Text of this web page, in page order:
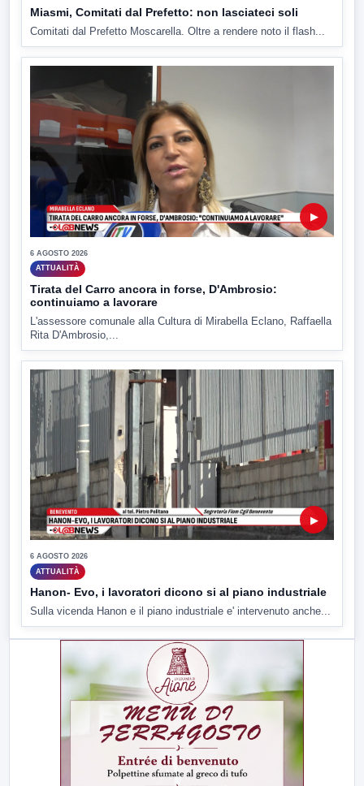
Miasmi, Comitati dal Prefetto: non lasciateci soli
Comitati dal Prefetto Moscarella. Oltre a rendere noto il flash...
▶
6 AGOSTO 2026
ATTUALITÀ
Tirata del Carro ancora in forse, D'Ambrosio:
continuiamo a lavorare
L'assessore comunale alla Cultura di Mirabella Eclano, Raffaella
Rita D'Ambrosio,...
▶
6 AGOSTO 2026
ATTUALITÀ
Hanon- Evo, i lavoratori dicono si al piano industriale
Sulla vicenda Hanon e il piano industriale e' intervenuto anche...